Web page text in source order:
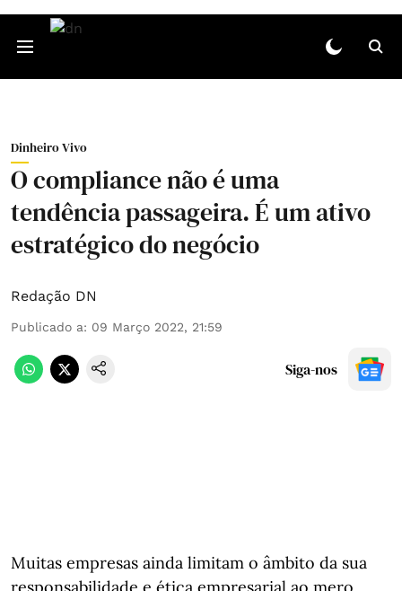
Dinheiro Vivo
O compliance não é uma
tendência passageira. É um ativo
estratégico do negócio
Redação DN
Publicado a: 09 Março 2022, 21:59
Siga-nos
Muitas empresas ainda limitam o âmbito da sua